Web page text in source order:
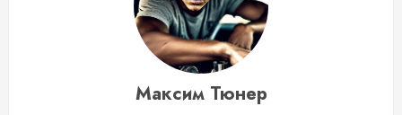
Максим Тюнер